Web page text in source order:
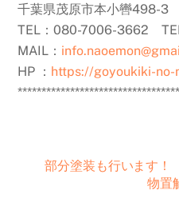
千葉県茂原市本小轡498-3
TEL：080-7006-3662
MAIL：
HP ： https://goyoukiki-no-
部分塗装も行います！
物置